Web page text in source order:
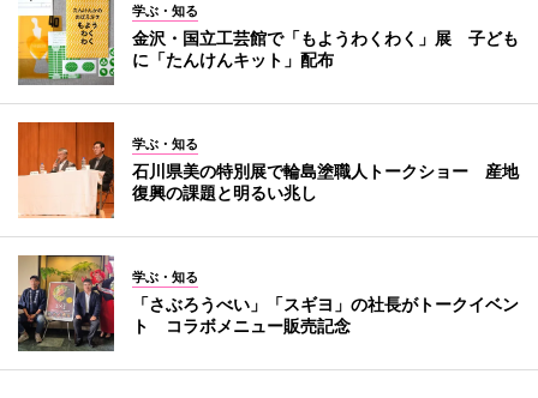
学ぶ・知る
金沢・国立工芸館で「もようわくわく」展 子ども
に「たんけんキット」配布
学ぶ・知る
石川県美の特別展で輪島塗職人トークショー 産地
復興の課題と明るい兆し
学ぶ・知る
「さぶろうべい」「スギヨ」の社長がトークイベン
ト コラボメニュー販売記念